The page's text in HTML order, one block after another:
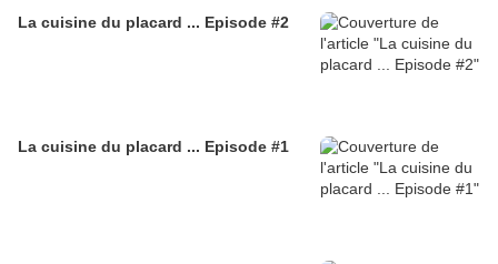
La cuisine du placard ... Episode #2
La cuisine du placard ... Episode #1